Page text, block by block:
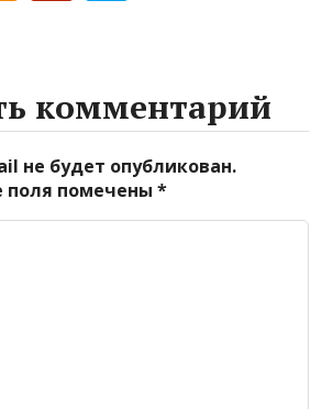
комментарий
не будет опубликован.
поля помечены*